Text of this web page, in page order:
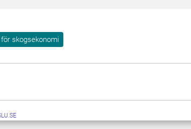
skogsekonomi